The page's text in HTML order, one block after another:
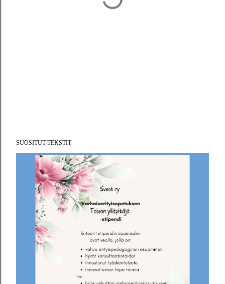
SUOSITUT TEKSTIT